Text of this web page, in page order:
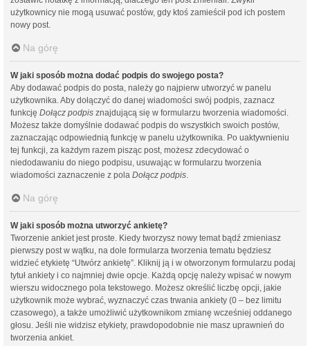
użytkownicy nie mogą usuwać postów, gdy ktoś zamieścił pod ich postem
nowy post.
Na górę
W jaki sposób można dodać podpis do swojego posta?
Aby dodawać podpis do posta, należy go najpierw utworzyć w panelu
użytkownika. Aby dołączyć do danej wiadomości swój podpis, zaznacz
funkcję Dołącz podpis znajdującą się w formularzu tworzenia wiadomości.
Możesz także domyślnie dodawać podpis do wszystkich swoich postów,
zaznaczając odpowiednią funkcję w panelu użytkownika. Po uaktywnieniu
tej funkcji, za każdym razem pisząc post, możesz zdecydować o
niedodawaniu do niego podpisu, usuwając w formularzu tworzenia
wiadomości zaznaczenie z pola Dołącz podpis
Na górę
W jaki sposób można utworzyć ankietę?
Tworzenie ankiet jest proste. Kiedy tworzysz nowy temat bądź zmieniasz
pierwszy post w wątku, na dole formularza tworzenia tematu będziesz
widzieć etykietę “Utwórz ankietę”. Kliknij ją i w otworzonym formularzu podaj
tytuł ankiety i co najmniej dwie opcje. Każdą opcję należy wpisać w nowym
wierszu widocznego pola tekstowego. Możesz określić liczbę opcji, jakie
użytkownik może wybrać, wyznaczyć czas trwania ankiety (0 – bez limitu
czasowego), a także umożliwić użytkownikom zmianę wcześniej oddanego
głosu. Jeśli nie widzisz etykiety, prawdopodobnie nie masz uprawnień do
tworzenia ankiet.